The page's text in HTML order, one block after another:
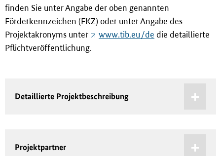
finden Sie unter Angabe der oben genannten
Förderkennzeichen (FKZ) oder unter Angabe des
Projektakronyms unter
www.tib.eu/de die detaillierte
Pflichtveröffentlichung.
Detaillierte Projektbeschreibung
Projektpartner